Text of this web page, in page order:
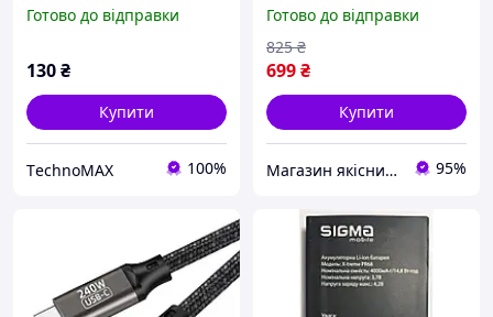
Готово до відправки
130₴
Купити
ТechnoMAX 100%
смартфона ноутбука
Kuulaa KL-X68
Готово до відправки
699₴
825 ₴
Купити
Магазин якісних мобільних аксесуарів 95%